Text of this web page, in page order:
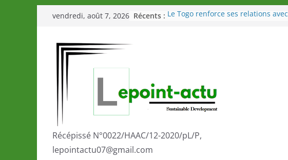
Passer
contenu
vendredi, août 7, 2026 Récents : Le Togo renforce ses relations avec
marque de confiance au Togo sur
la scène internationale au-delà des
performances de ses athlètes
développement?
Récépissé N°0022/HAAC/12-2020/pL/P,
lepointactu07@gmail.com